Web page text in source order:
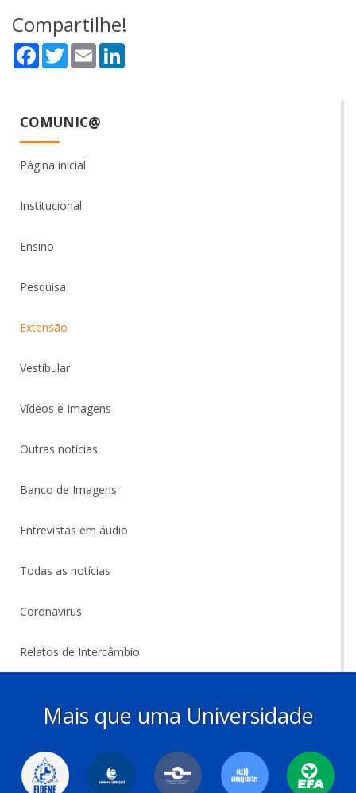
Compartilhe!
Facebook
TwitterEmail
COMUNIC@
Página inicial
Institucional
Ensino
Pesquisa
Extensão
Vestibular
Vídeos e Imagens
Outras notícias
Banco de Imagens
Entrevistas em áudio
Todas as notícias
Coronavirus
Relatos de Intercâmbio
Mais que uma Universidade